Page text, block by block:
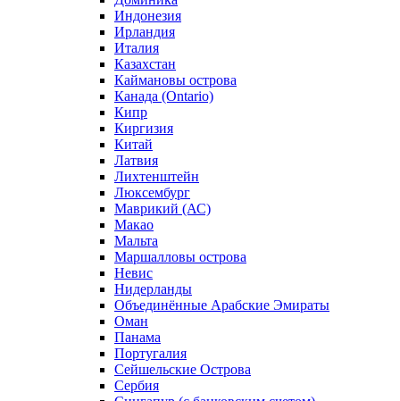
Индонезия
Ирландия
Италия
Казахстан
Каймановы острова
Канада (Ontario)
Кипр
Киргизия
Китай
Латвия
Лихтенштейн
Люксембург
Маврикий (АС)
Макао
Мальта
Маршалловы острова
Нeвис
Нидерланды
Объединённые Арабские Эмираты
Оман
Панама
Португалия
Сейшельские Острова
Сербия